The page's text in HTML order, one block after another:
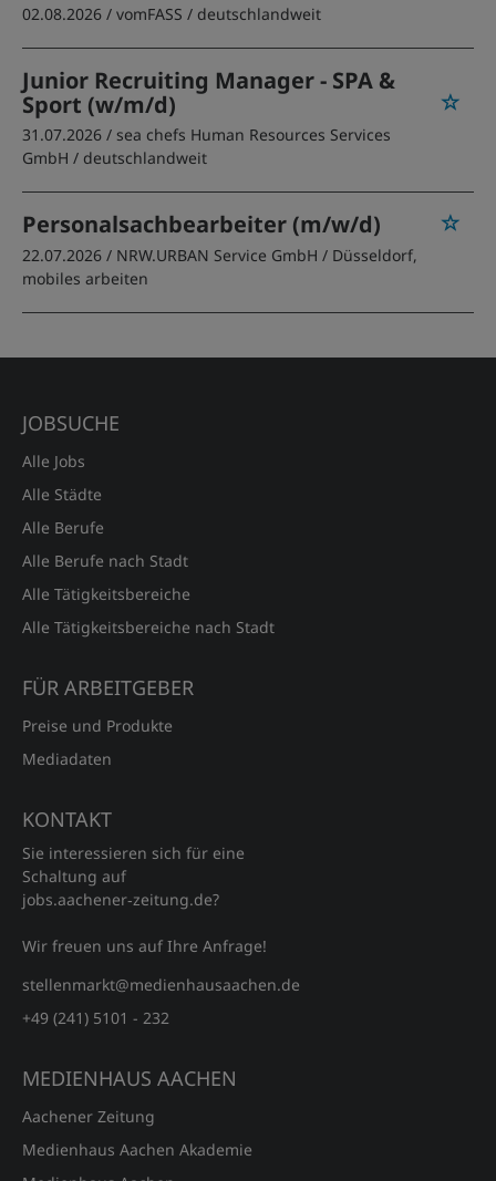
02.08.2026 / vomFASS / deutschlandweit
Junior Recruiting Manager - SPA &
Sport (w/m/d)
31.07.2026 / sea chefs Human Resources Services
GmbH / deutschlandweit
Personalsachbearbeiter (m/w/d)
22.07.2026 / NRW.URBAN Service GmbH / Düsseldorf,
mobiles arbeiten
JOBSUCHE
Alle Jobs
Alle Städte
Alle Berufe
Alle Berufe nach Stadt
Alle Tätigkeitsbereiche
Alle Tätigkeitsbereiche nach Stadt
FÜR ARBEITGEBER
Preise und Produkte
Mediadaten
KONTAKT
Sie interessieren sich für eine
Schaltung auf
jobs.aachener‑zeitung.de?
Wir freuen uns auf Ihre Anfrage!
stellenmarkt@medienhausaachen.de
+49 (241) 5101 - 232
MEDIENHAUS AACHEN
Aachener Zeitung
Medienhaus Aachen Akademie